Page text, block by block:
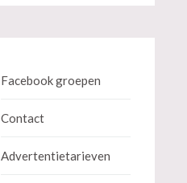
Facebook groepen
Contact
Advertentietarieven